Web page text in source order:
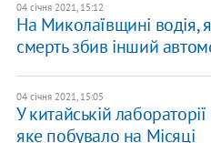
04 січня 2021, 15:12
На Миколаївщині водія,
смерть збив інший
04 січня 2021, 15:05
У китайській
яке побувало на Місяці